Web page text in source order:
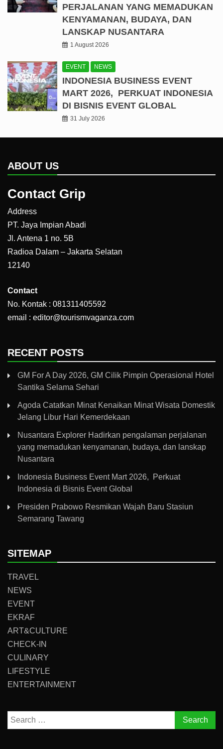
PERJALANAN YANG MEMADUKAN
KENYAMANAN, BUDAYA, DAN
LANSKAP NUSANTARA
1 August 2026
EVENT NEWS
INDONESIA BUSINESS EVENT
MART 2026, PERKUAT INDONESIA
DI BISNIS EVENT GLOBAL
31 July 2026
ABOUT US
Contact Grip
Address
PT. Jaya Impian Abadi
Jl. Antena 1 no. 5B
Radioa Dalam – Jakarta Selatan
12140
Contact
No. Kontak : 081311405592
email : editor@tourismvaganza.com
RECENT POSTS
GM For A Day 2026, GM Cilik Pimpin Operasional Hotel
Santika Selama Sehari
Agoda Catatkan Minat Kenaikan Minat Wisata Domestik
Jelang Libur Hari Kemerdekaan
Nusantara Explorer Hadirkan pengalaman perjalanan
yang memadukan kenyamanan, budaya, dan lanskap
Nusantara
Indonesia Business Event Mart 2026, Perkuat
Indonesia di Bisnis Event Global
Presiden Prabowo Resmikan Wajah Baru Stasiun
Semarang Tawang
SITEMAP
TRAVEL
NEWS
EVENT
EKRAF
ART&CULTURE
CHECK-IN
CULINARY
LIFESTYLE
ENTERTAINMENT
Search
for: